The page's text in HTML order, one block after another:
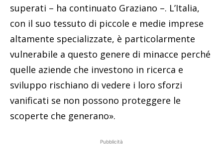
superati – ha continuato Graziano –. L’Italia,
con il suo tessuto di piccole e medie imprese
altamente specializzate, è particolarmente
vulnerabile a questo genere di minacce perché
quelle aziende che investono in ricerca e
sviluppo rischiano di vedere i loro sforzi
vanificati se non possono proteggere le
scoperte che generano».
Pubblicità